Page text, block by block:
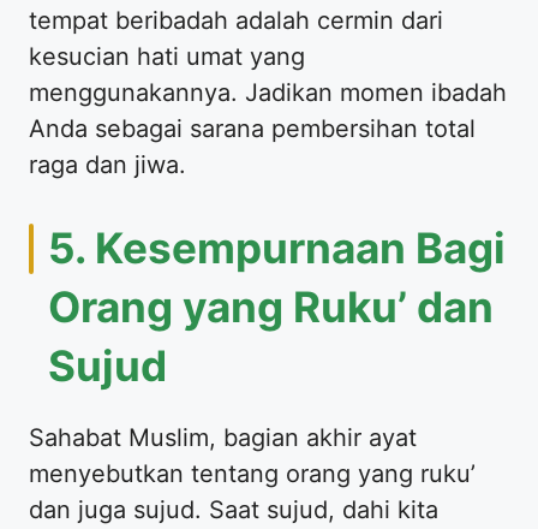
tempat beribadah adalah cermin dari
kesucian hati umat yang
menggunakannya. Jadikan momen ibadah
Anda sebagai sarana pembersihan total
raga dan jiwa.
5. Kesempurnaan Bagi
Orang yang Ruku’ dan
Sujud
Sahabat Muslim, bagian akhir ayat
menyebutkan tentang orang yang ruku’
dan juga sujud. Saat sujud, dahi kita